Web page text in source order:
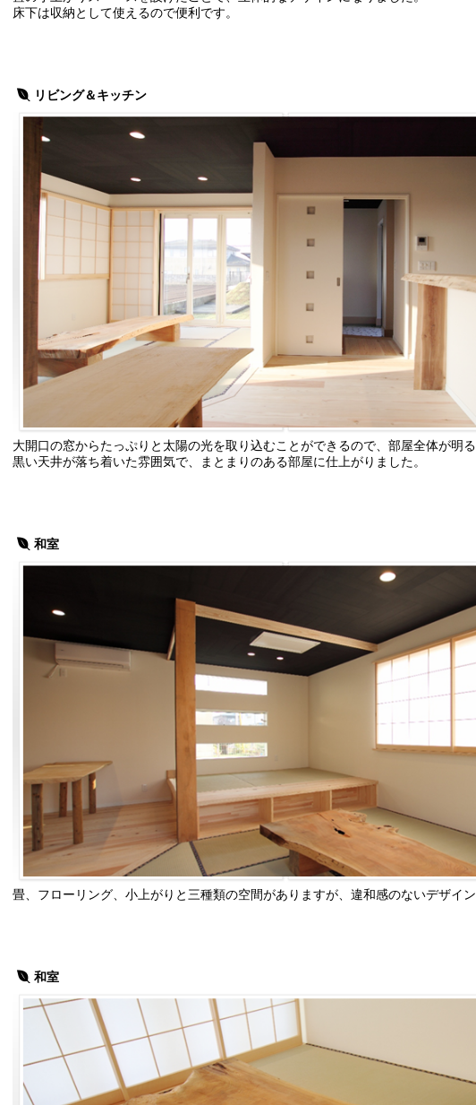
床下は収納として使えるので便利です。
リビング＆キッチン
大開口の窓からたっぷりと太陽の光を取り込むことができるので、部屋全体が明る
黒い天井が落ち着いた雰囲気で、まとまりのある部屋に仕上がりました。
和室
畳、フローリング、小上がりと三種類の空間がありますが、違和感のないデザイン
和室